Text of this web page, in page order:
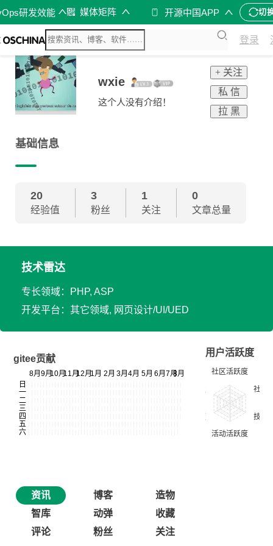
研发效能 媒体矩阵 开源中国APP 切
登录
wxie
这个人没有介绍！
+ 关注
私 信
拉 黑
基础信息
20
经验值
3
粉丝
1
关注
0
文章总量
技术雷达
专长领域：PHP, ASP
开发平台：其它领域, 网页设计/UI/UED
gitee贡献
用户活跃度
资讯 博客
造物
智库
动弹
收藏
评论
粉丝 关注